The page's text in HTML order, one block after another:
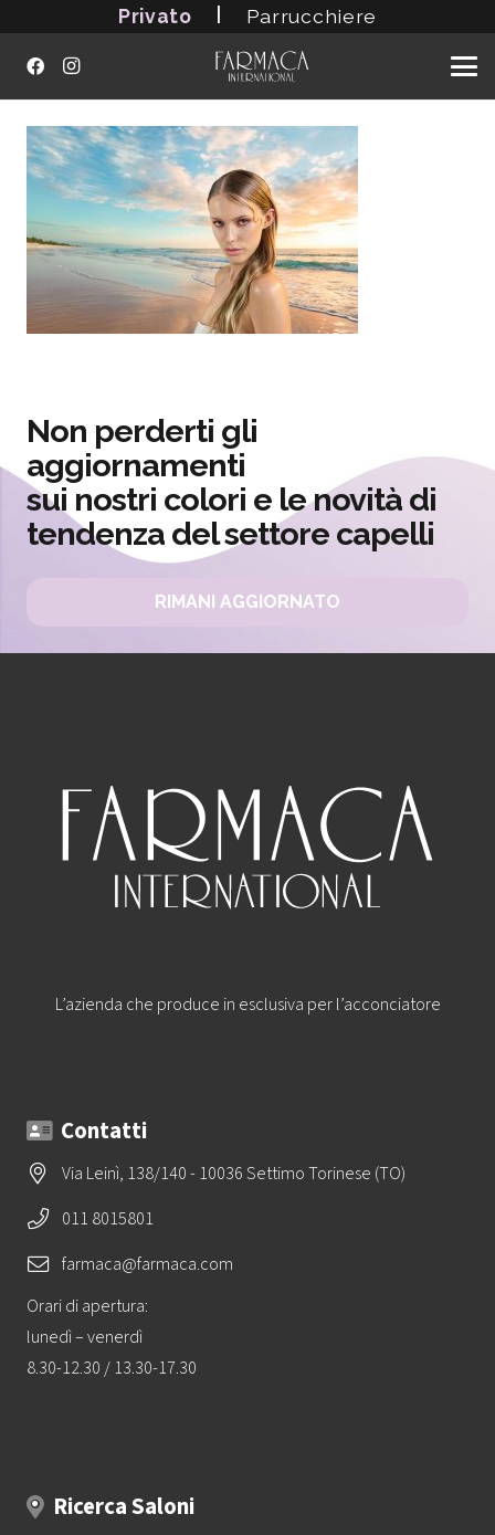
Privato | Parrucchiere
Non perderti gli
aggiornamenti
sui nostri colori e le novità di
tendenza del settore capelli
RIMANI AGGIORNATO
L’azienda che produce in esclusiva per l’acconciatore
Contatti
Via Leinì, 138/140 - 10036 Settimo Torinese (TO)
011 8015801
farmaca@farmaca.com
Orari di apertura:
lunedì – venerdì
8.30-12.30 / 13.30-17.30
Ricerca Saloni